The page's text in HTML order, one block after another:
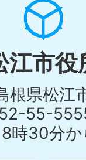
江市役
県松江
55-
時30分